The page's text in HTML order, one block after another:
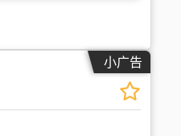
小广告